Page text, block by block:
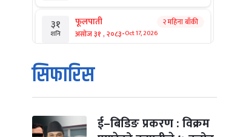
३१
शनि
फूलपाती
असोज ३१ , २०८३-Oct 17, 2026
२ महिना बाँकी
१
आइत
कार्तिक सङ्क्रान्ति
कार्तिक १, २०८३
मंगल कार्तिक ३, २०८३-Oct 20, 2026
सिफारिस
ई–बिडिङ प्रकरण : विक्रम